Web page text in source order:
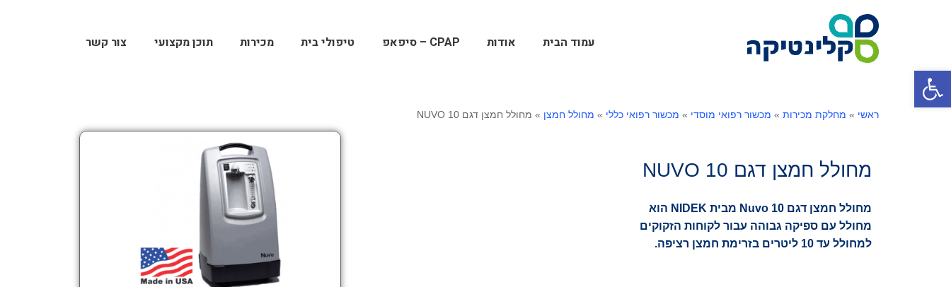
פתח סרגל נגישות
עמוד הבית אודות CPAP – סיפאפ טיפולי בית מכירות תוכן מקצועי צור קשר
ראשי » מחלקת מכירות » מכשור רפואי מוסדי » מכשור רפואי כללי » מחולל חמצן » מחולל חמצן דגם NUVO 10
מחולל חמצן דגם NUVO 10
מחולל חמצן דגם Nuvo 10 מבית NIDEK הוא
מחולל עם ספיקה גבוהה עבור לקוחות הזקוקים
למחולל עד 10 ליטרים בזרימת חמצן רציפה.